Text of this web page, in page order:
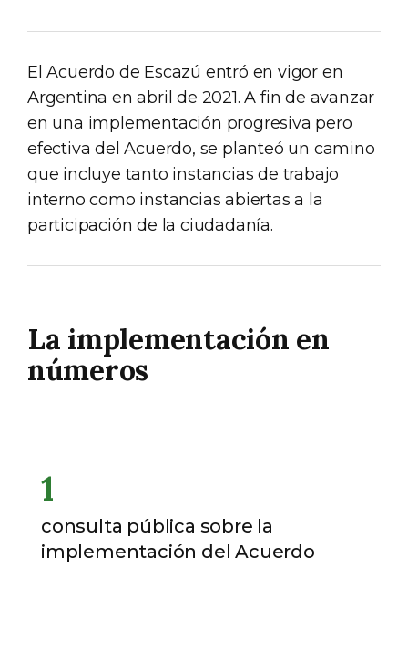
El Acuerdo de Escazú entró en vigor en
Argentina en abril de 2021. A fin de avanzar
en una implementación progresiva pero
efectiva del Acuerdo, se planteó un camino
que incluye tanto instancias de trabajo
interno como instancias abiertas a la
participación de la ciudadanía.
La implementación en
números
1
consulta pública sobre la
implementación del Acuerdo